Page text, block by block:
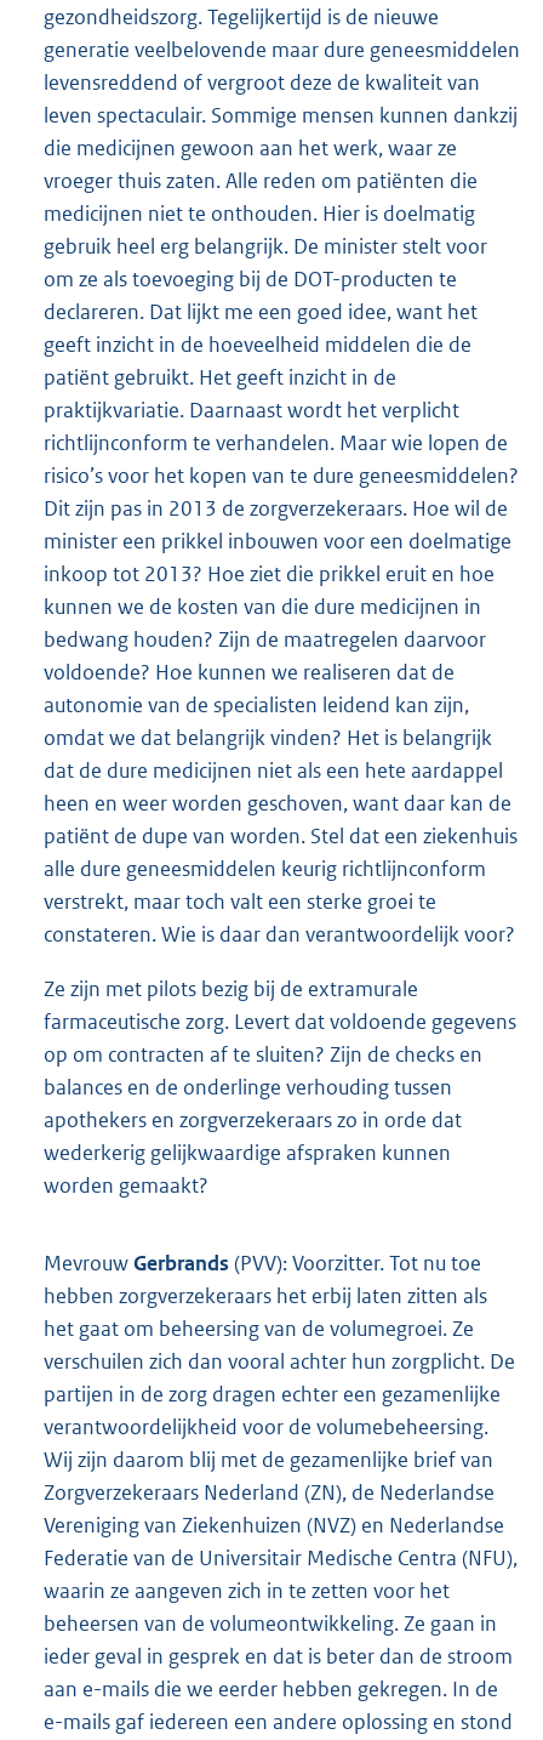
gezondheidszorg. Tegelijkertijd is de nieuwe
generatie veelbelovende maar dure geneesmiddelen
levensreddend of vergroot deze de kwaliteit van
leven spectaculair. Sommige mensen kunnen dankzij
die medicijnen gewoon aan het werk, waar ze
vroeger thuis zaten. Alle reden om patiënten die
medicijnen niet te onthouden. Hier is doelmatig
gebruik heel erg belangrijk. De minister stelt voor
om ze als toevoeging bij de DOT-producten te
declareren. Dat lijkt me een goed idee, want het
geeft inzicht in de hoeveelheid middelen die de
patiënt gebruikt. Het geeft inzicht in de
praktijkvariatie. Daarnaast wordt het verplicht
richtlijnconform te verhandelen. Maar wie lopen de
risico’s voor het kopen van te dure geneesmiddelen?
Dit zijn pas in 2013 de zorgverzekeraars. Hoe wil de
minister een prikkel inbouwen voor een doelmatige
inkoop tot 2013? Hoe ziet die prikkel eruit en hoe
kunnen we de kosten van die dure medicijnen in
bedwang houden? Zijn de maatregelen daarvoor
voldoende? Hoe kunnen we realiseren dat de
autonomie van de specialisten leidend kan zijn,
omdat we dat belangrijk vinden? Het is belangrijk
dat de dure medicijnen niet als een hete aardappel
heen en weer worden geschoven, want daar kan de
patiënt de dupe van worden. Stel dat een ziekenhuis
alle dure geneesmiddelen keurig richtlijnconform
verstrekt, maar toch valt een sterke groei te
constateren. Wie is daar dan verantwoordelijk voor?
Ze zijn met pilots bezig bij de extramurale
farmaceutische zorg. Levert dat voldoende gegevens
op om contracten af te sluiten? Zijn de checks en
balances en de onderlinge verhouding tussen
apothekers en zorgverzekeraars zo in orde dat
wederkerig gelijkwaardige afspraken kunnen
worden gemaakt?
MevrouwGerbrands (PVV): Voorzitter. Tot nu toe
hebben zorgverzekeraars het erbij laten zitten als
het gaat om beheersing van de volumegroei. Ze
verschuilen zich dan vooral achter hun zorgplicht. De
partijen in de zorg dragen echter een gezamenlijke
verantwoordelijkheid voor de volumebeheersing.
Wij zijn daarom blij met de gezamenlijke brief van
Zorgverzekeraars Nederland (ZN), de Nederlandse
Vereniging van Ziekenhuizen (NVZ) en Nederlandse
Federatie van de Universitair Medische Centra (NFU),
waarin ze aangeven zich in te zetten voor het
beheersen van de volumeontwikkeling. Ze gaan in
ieder geval in gesprek en dat is beter dan de stroom
aan e-mails die we eerder hebben gekregen. In de
e-mails gaf iedereen een andere oplossing en stond